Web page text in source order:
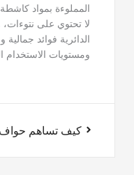
المملوءة بمواد
لا تحتوي على
الدائرية فوائد
ومستويات الاستخدام
كيف تساهم حواف